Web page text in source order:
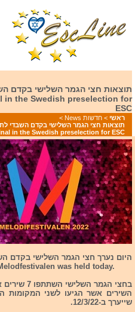
in the Swedish preselection for
ESC
ראשי > חדשות News
>
in the Swedish preselection for ESC
היום נערך חצי הגמר השלישי בקדם השבדי
was held today.
השירים אשר הגיעו לשני המקומות
שייערך ב-12/3/22.